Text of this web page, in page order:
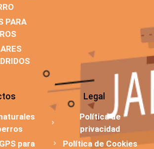
PARA
para
Legal
Política de
privacidad
Política de Cookies